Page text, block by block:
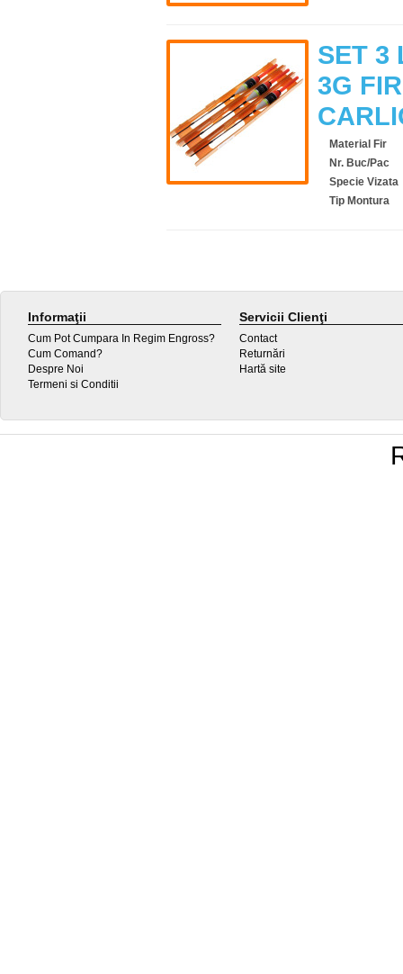
SET 3
3G
Material Fir
Nr. Buc/Pac
Specie Vizata
Tip Montura
Informaţii
Cum Pot Cumpara In Regim Engross?
Cum Comand?
Despre Noi
Termeni si Conditii
Servicii Clienţi
Contact
Returnări
Hartă site